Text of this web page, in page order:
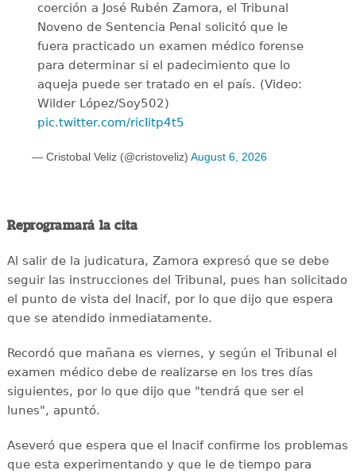
coerción a José Rubén Zamora, el Tribunal
Noveno de Sentencia Penal solicitó que le
fuera practicado un examen médico forense
para determinar si el padecimiento que lo
aqueja puede ser tratado en el país. (Video:
Wilder López/Soy502)
pic.twitter.com/ricIitp4t5
— Cristobal Veliz (@cristoveliz) August 6, 2026
Reprogramará la cita
Al salir de la judicatura, Zamora expresó que se debe
seguir las instrucciones del Tribunal, pues han solicitado
el punto de vista del Inacif, por lo que dijo que espera
que se atendido inmediatamente.
Recordó que mañana es viernes, y según el Tribunal el
examen médico debe de realizarse en los tres días
siguientes, por lo que dijo que "tendrá que ser el
lunes", apuntó.
Aseveró que espera que el Inacif confirme los problemas
que esta experimentando y que le de tiempo para